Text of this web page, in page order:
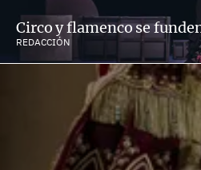
Circo y flamenco se
REDACCIÓN